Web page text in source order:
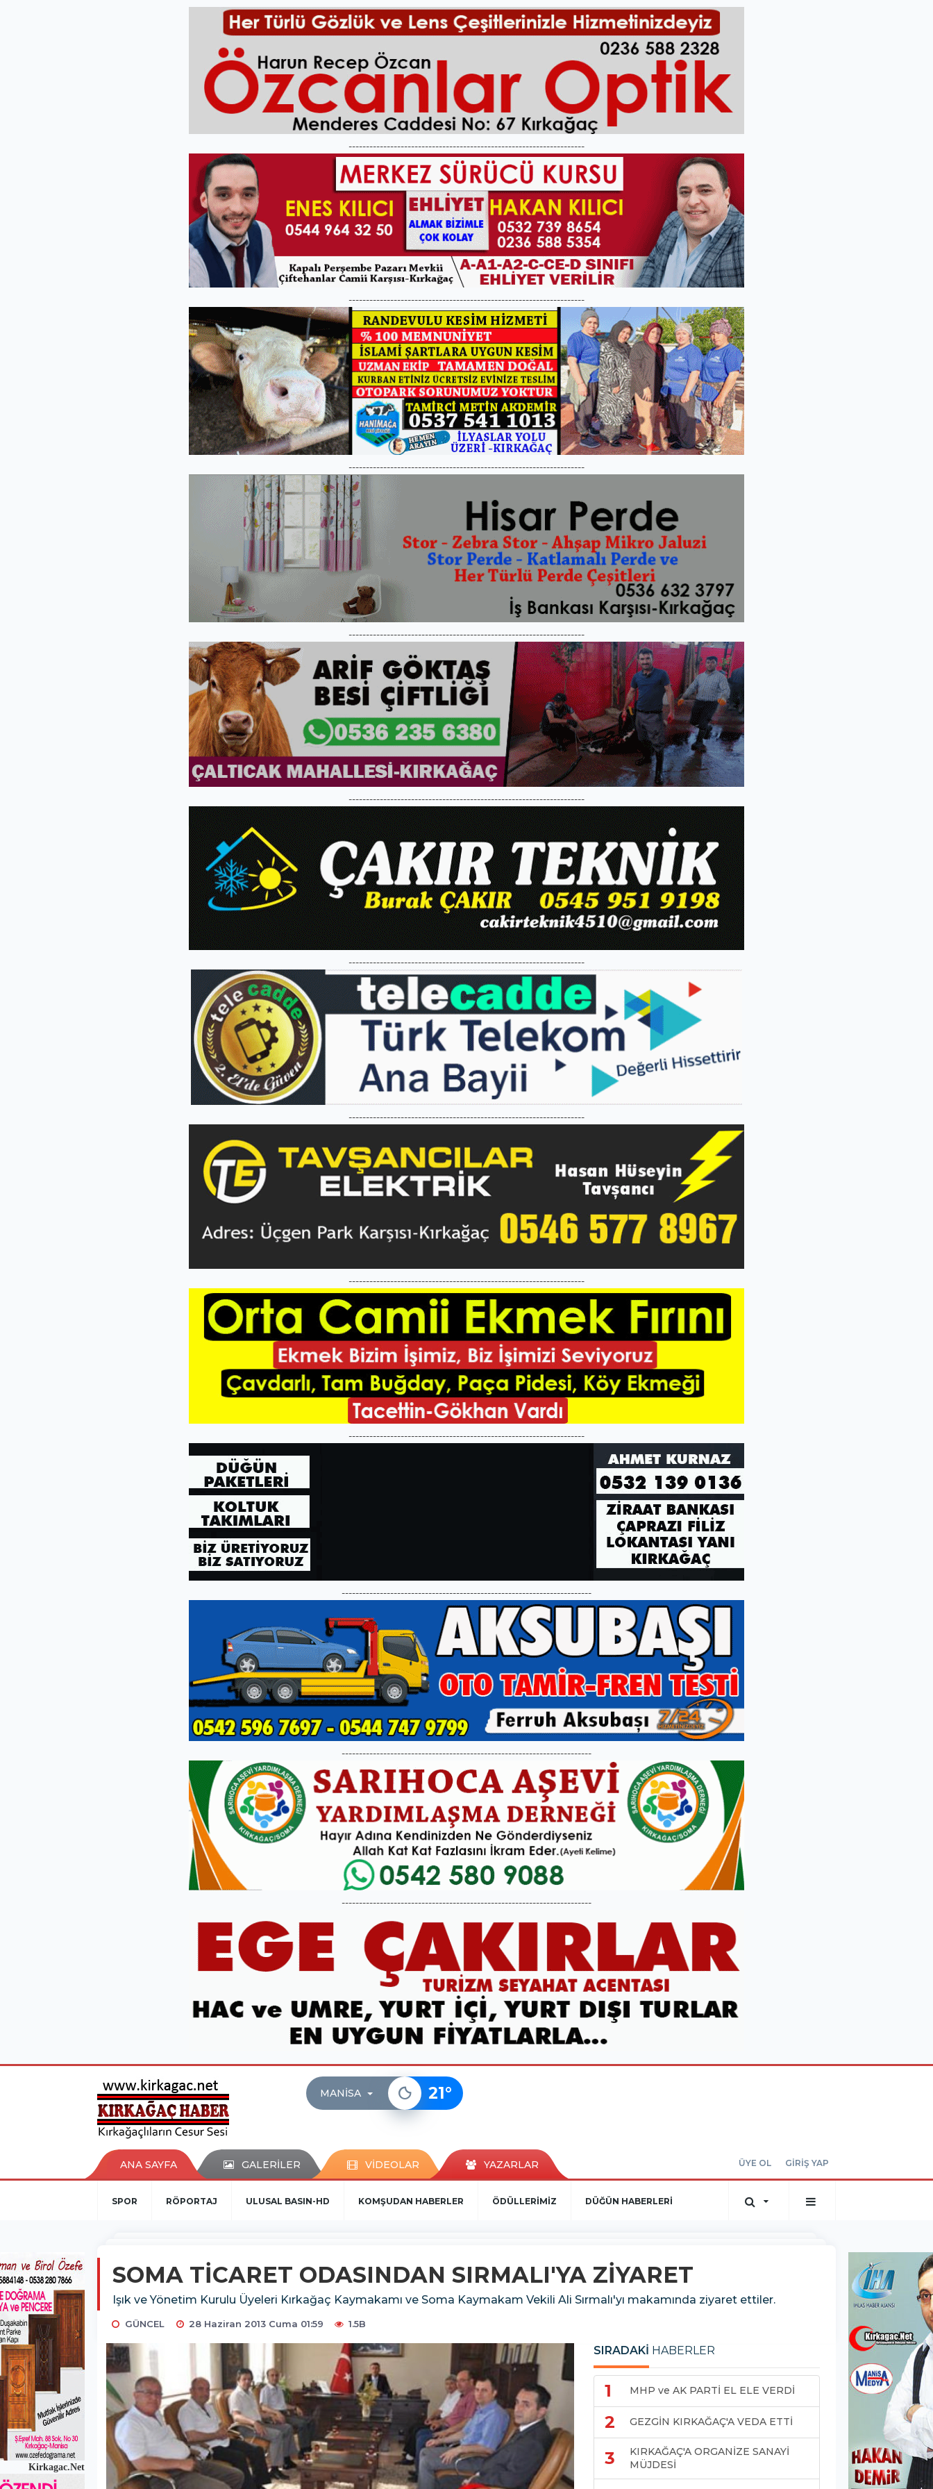
--------------------------------------------------------------------
--------------------------------------------------------------------
--------------------------------------------------------------------
--------------------------------------------------------------------
--------------------------------------------------------------------
--------------------------------------------------------------------
--------------------------------------------------------------------
--------------------------------------------------------------------
--------------------------------------------------------------------
------------------------------------------------------------------------
------------------------------------------------------------------------
------------------------------------------------------------------------
MANISA 21°
ANA SAYFA GALERİLER VİDEOLAR YAZARLAR ÜYE OL GİRİŞ YAP
SPOR RÖPORTAJ ULUSAL BASIN-HD KOMŞUDAN HABERLER ÖDÜLLERİMİZ DÜĞÜN HABERLERİ
SOMA TİCARET ODASINDAN SIRMALI'YA ZİYARET
Işık ve Yönetim Kurulu Üyeleri Kırkağaç Kaymakamı ve Soma Kaymakam Vekili Ali Sırmalı'yı makamında ziyaret ettiler.
GÜNCEL 28 Haziran 2013 Cuma 01:59 1.5B
SIRADAKİ HABERLER
1 MHP ve AK PARTİ EL ELE VERDİ
2 GEZGİN KIRKAĞAÇ'A VEDA ETTİ
3
KIRKAĞAÇ'A ORGANİZE SANAYİ
MÜJDESİ
Kirkagac.Net